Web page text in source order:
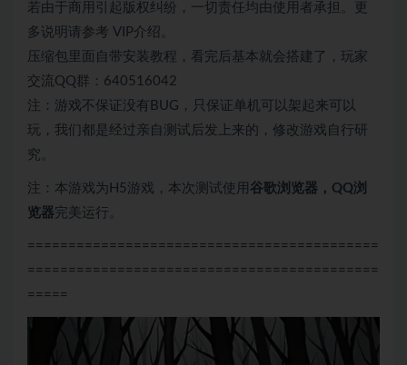
若由于商用引起版权纠纷，一切责任均由使用者承担。更
多说明请参考 VIP介绍。
压缩包里面自带安装教程，看完后基本就会搭建了，玩家
交流QQ群：640516042
注：游戏不保证没有BUG，只保证单机可以架起来可以
玩，我们都是经过亲自测试后发上来的，修改游戏自行研
究。
注：本游戏为H5游戏，本次测试使用 谷歌浏览器，QQ浏
览器完美运行。
===========================================
===========================================
=====